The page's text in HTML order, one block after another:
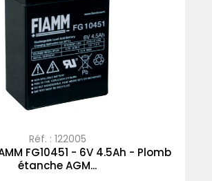
Réf. : 122005
FG10451 - 6V 4.5Ah - Plomb
étanche AGM...